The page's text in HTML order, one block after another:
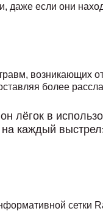
даже если они
возникающих
более
лёгок в
на каждый
сетки